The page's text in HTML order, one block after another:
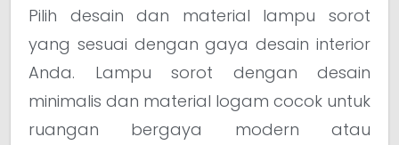
Pilih desain dan material lampu sorot
yang sesuai dengan gaya desain interior
Anda. Lampu sorot dengan desain
minimalis dan material logam cocok untuk
ruangan bergaya modern atau